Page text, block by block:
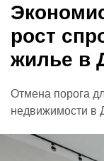
рост
жилье в
Отмена порога
недвижимости в